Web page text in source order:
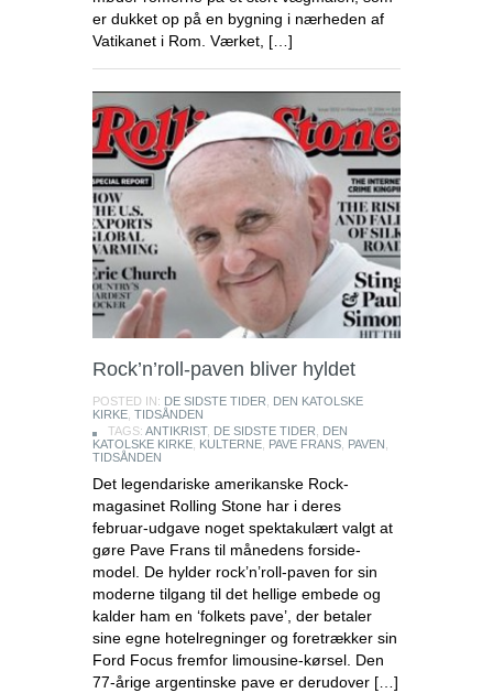
er dukket op på en bygning i nærheden af
Vatikanet i Rom. Værket, […]
Rock’n’roll-paven bliver hyldet
POSTED IN: DE SIDSTE TIDER
DEN KATOLSKE
KIRKE TIDSÅNDEN
TAGS: ANTIKRIST, DE SIDSTE TIDER
DEN
KATOLSKE KIRKE KULTERNE PAVE FRANS PAVEN
TIDSÅNDEN
Det legendariske amerikanske Rock-
magasinet Rolling Stone har i deres
februar-udgave noget spektakulært valgt at
gøre Pave Frans til månedens forside-
model. De hylder rock’n’roll-paven for sin
moderne tilgang til det hellige embede og
kalder ham en ‘folkets pave’, der betaler
sine egne hotelregninger og foretrækker sin
Ford Focus fremfor limousine-kørsel. Den
77-årige argentinske pave er derudover […]
Endnu en kirkelukning i Indonesien
Purwakarta
regeringsmyndigheden i
Vestjava lukkede
Purwakarta Simalungun
Protestant Christian Church (GKPS)
bygning i Cigelam landsby, fordi den
ikke havde en byggetilladelse.
Regenten af Purwakarta, Anne Ratna
Mustika, besluttede at lukke
kirkebygningen, fordi den ikke havde
tilladelse og for at undgå konflikt i det
muslimske flertalssamfund. Regenten